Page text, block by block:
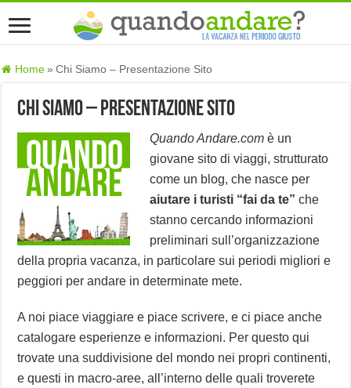
Home » Chi Siamo – Presentazione Sito
Chi Siamo – Presentazione Sito
Quando Andare.com è un
giovane sito di viaggi, strutturato
come un blog, che nasce per
aiutare i turisti “fai da te” che
stanno cercando informazioni
preliminari sull’organizzazione
della propria vacanza, in particolare sui periodi migliori e
peggiori per andare in determinate mete.
A noi piace viaggiare e piace scrivere, e ci piace anche
catalogare esperienze e informazioni. Per questo qui
trovate una suddivisione del mondo nei propri continenti,
e questi in macro-aree, all’interno delle quali troverete